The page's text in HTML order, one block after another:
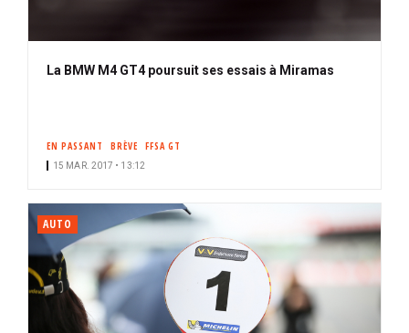
La BMW M4 GT4 poursuit ses essais à Miramas
EN PASSANT BRÈVE FFSA GT
15 MAR. 2017 • 13:12
AUTO